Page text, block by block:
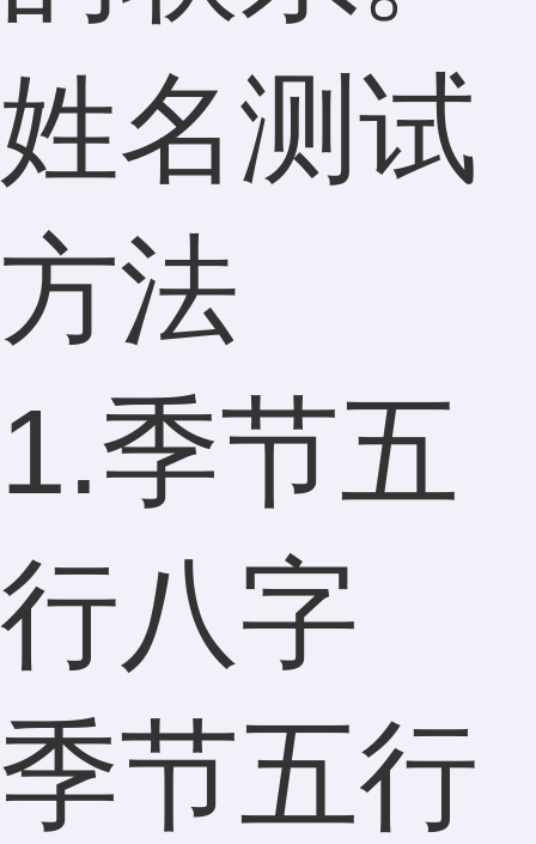
姓名测试
方法
1.季节五
行八字
季节五行